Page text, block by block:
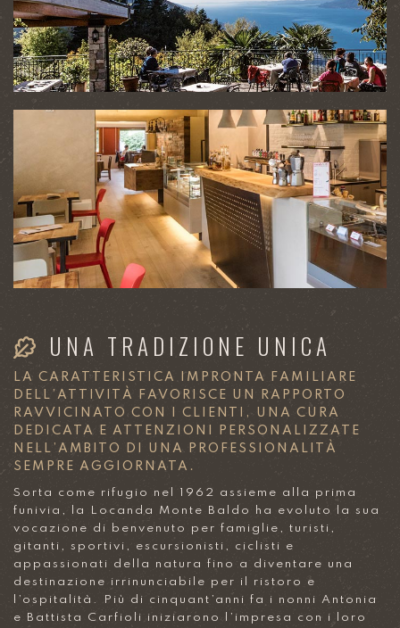
UNA TRADIZIONE UNICA
LA CARATTERISTICA IMPRONTA FAMILIARE
DELL’ATTIVITÀ FAVORISCE UN RAPPORTO
RAVVICINATO CON I CLIENTI, UNA CURA
DEDICATA E ATTENZIONI PERSONALIZZATE
NELL’AMBITO DI UNA PROFESSIONALITÀ
SEMPRE AGGIORNATA.
Sorta come rifugio nel 1962 assieme alla prima
funivia, la Locanda Monte Baldo ha evoluto la sua
vocazione di benvenuto per famiglie, turisti,
gitanti, sportivi, escursionisti, ciclisti e
appassionati della natura fino a diventare una
destinazione irrinunciabile per il ristoro e
l’ospitalità. Più di cinquant’anni fa i nonni Antonia
e Battista Carfioli iniziarono l’impresa con i loro